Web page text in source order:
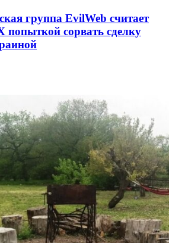
группа EvilWeb считает
попыткой сорвать сделку